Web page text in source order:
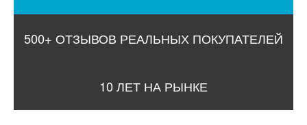
500+ ОТЗЫВОВ РЕАЛЬНЫХ ПОКУПАТЕЛЕЙ
10 ЛЕТ НА РЫНКЕ